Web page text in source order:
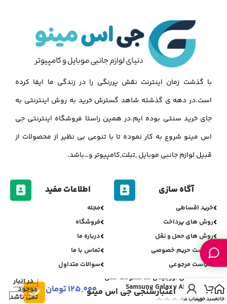
با گذشت زمان اینترنت نقش پررنگی را در زندگی ما ایفا کرده
است.در دهه ی گذشته شاهد گسترش خرید به روش اینترنتی به
جای خرید سنتی بوده ایم.در همین راستا فروشگاه اینترنتی جی
اس مینو شروع به کار نموده تا با تنوعی بی نظیر از محصولات از
قبیل لوازم جانبی موبایل ,تبلت,کامپیوتر و…باشد.
آگاه سازی
خرید اقساطی
روش های پرداخت
روش های حمل و نقل
سیاست حریم خصوصی
سیاست مرجوعی
اطلاعات مفید
مجله
فروشگاه
درباره ما
تماس با ما
سوالات متداول
اعتبارسنجی جی اس مینو
خانهسبد خریدحساب من
باتری اورجینال سامسونگ مدل
Samsung Galaxy A310
125,000تومان
در انبار
موجود
نمی باشد